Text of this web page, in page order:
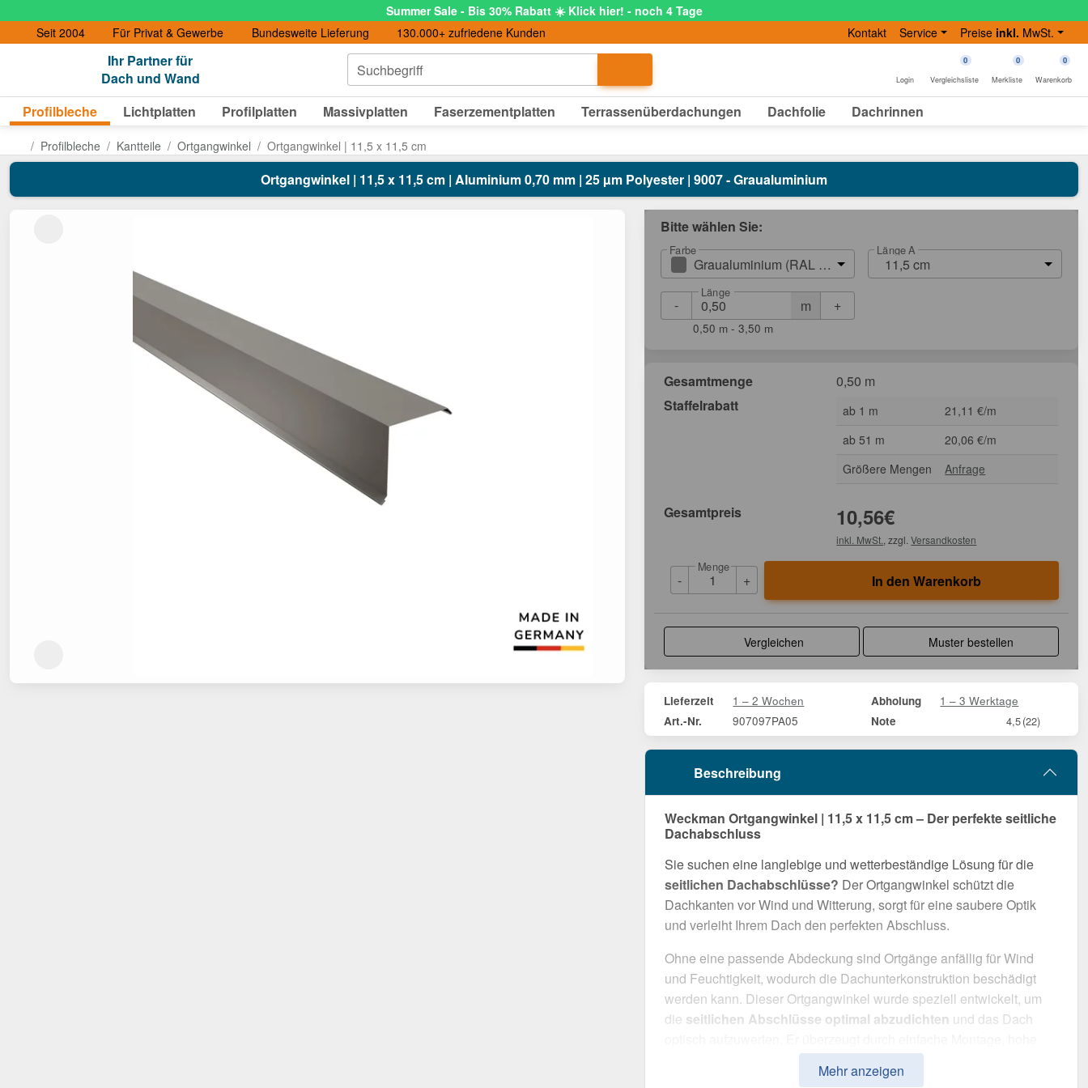
Summer Sale - Bis 30% Rabatt ☀️ Klick hier! - noch 4 Tage
Seit 2004
Für Privat & Gewerbe Bundesweite Lieferung 130.000+ zufriedene Kunden Kontakt Service Preise inkl. MwSt.
Ihr Partner für
Dach und Wand
Suchbegriff
Login
0
Vergleichsliste
0
Merkliste
0
Warenkorb
Profilbleche Lichtplatten Profilplatten Massivplatten Faserzementplatten Terrassenüberdachungen Dachfolie Dachrinnen
Profilbleche Kantteile Ortgangwinkel Ortgangwinkel | 11,5 x 11,5 cm
Ortgangwinkel | 11,5 x 11,5 cm | Aluminium 0,70 mm | 25 µm Polyester | 9007 - Graualuminium
Bitte wählen Sie:
Farbe
Graualuminium (RAL 9007)
Länge A
11,5 cm
- m
Länge
+
0,50 m - 3,50 m
Gesamtmenge
0,50 m
Staffelrabatt
ab 1 m
21,11 €/m
ab 51 m
20,06 €/m
Größere Mengen
Anfrage
Gesamtpreis 10,56€
inkl. MwSt. , zzgl.Versandkosten
-
Menge
+ In den Warenkorb
Vergleichen Muster bestellen
Lieferzeit 1 – 2 Wochen Abholung 1 – 3 Werktage
Art.-Nr. 907097PA05 Note 4,5(22)
Beschreibung
Weckman Ortgangwinkel | 11,5 x 11,5 cm – Der perfekte seitliche
Dachabschluss
Sie suchen eine langlebige und wetterbeständige Lösung für die
seitlichen Dachabschlüsse? Der Ortgangwinkel schützt die
Dachkanten vor Wind und Witterung, sorgt für eine saubere Optik
und verleiht Ihrem Dach den perfekten Abschluss.
Ohne eine passende Abdeckung sind Ortgänge anfällig für Wind
und Feuchtigkeit, wodurch die Dachunterkonstruktion beschädigt
werden kann. Dieser Ortgangwinkel wurde speziell entwickelt, um
die seitlichen Abschlüsse optimal abzudichten und das Dach
Widerstandsfähigkeit und eine robuste Beschichtung.
Mehr anzeigen